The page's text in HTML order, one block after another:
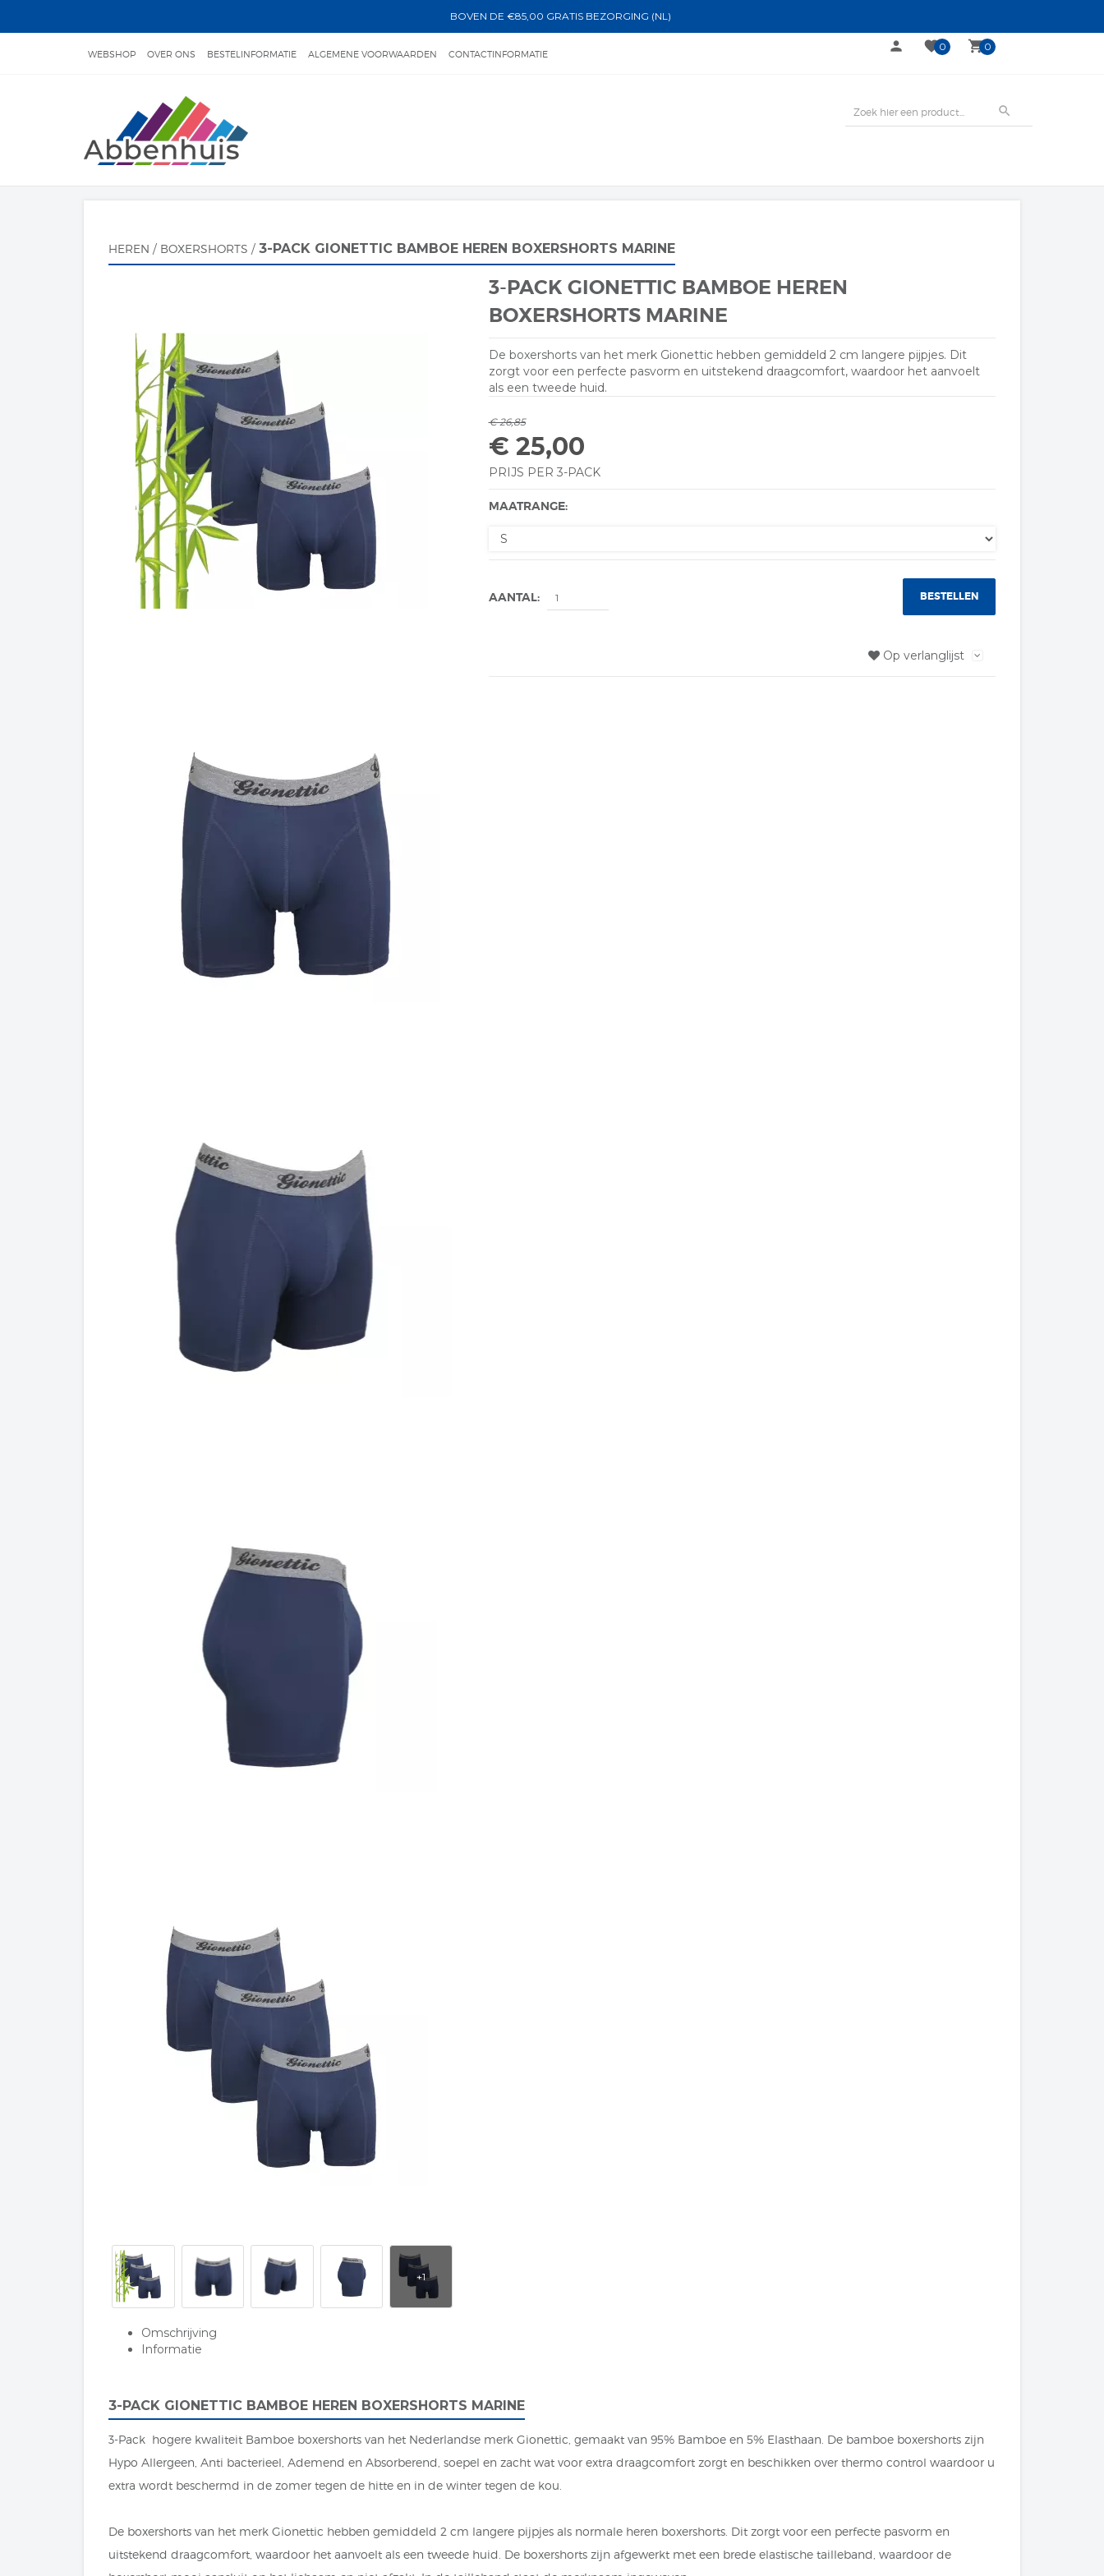
BOVEN DE €85,00 GRATIS BEZORGING (NL)
WEBSHOP OVER ONS BESTELINFORMATIE ALGEMENE VOORWAARDEN CONTACTINFORMATIE local_grocery_store 0
favorite 0
person
search
HEREN / BOXERSHORTS / 3-PACK GIONETTIC BAMBOE HEREN BOXERSHORTS MARINE
3-PACK GIONETTIC BAMBOE HEREN
BOXERSHORTS MARINE
De boxershorts van het merk Gionettic hebben gemiddeld 2 cm langere pijpjes. Dit
zorgt voor een perfecte pasvorm en uitstekend draagcomfort, waardoor het aanvoelt
als een tweede huid.
€ 26,85
€ 25,00
PRIJS PER 3-PACK
MAATRANGE:
AANTAL: BESTELLEN
Op verlanglijst
Omschrijving
Informatie
3-PACK GIONETTIC BAMBOE HEREN BOXERSHORTS MARINE
3-Pack hogere kwaliteit Bamboe boxershorts van het Nederlandse merk Gionettic, gemaakt van 95% Bamboe en 5% Elasthaan. De bamboe boxershorts zijn
Hypo Allergeen, Anti bacterieel, Ademend en Absorberend, soepel en zacht wat voor extra draagcomfort zorgt en beschikken over thermo control waardoor u
extra wordt beschermd in de zomer tegen de hitte en in de winter tegen de kou.
De boxershorts van het merk Gionettic hebben gemiddeld 2 cm langere pijpjes als normale heren boxershorts. Dit zorgt voor een perfecte pasvorm en
uitstekend draagcomfort, waardoor het aanvoelt als een tweede huid. De boxershorts zijn afgewerkt met een brede elastische tailleband, waardoor de